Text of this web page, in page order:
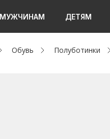
МУЖЧИНАМ ДЕТЯМ
Обувь Полуботинки